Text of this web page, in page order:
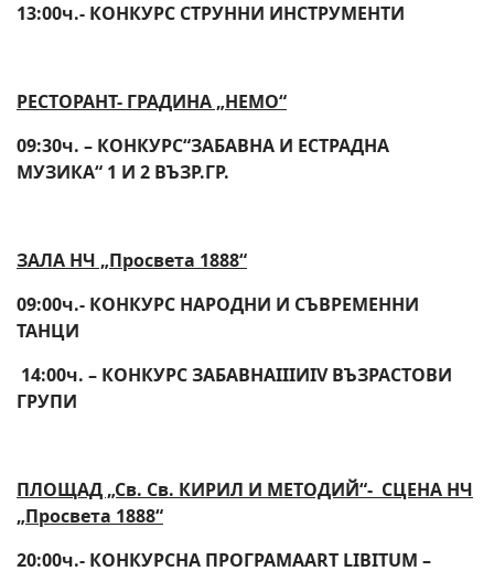
13:00ч.- КОНКУРС СТРУННИ ИНСТРУМЕНТИ
РЕСТОРАНТ- ГРАДИНА „НЕМО“
09:30ч. – КОНКУРС“ЗАБАВНА И ЕСТРАДНА
МУЗИКА“ 1 И 2 ВЪЗР.ГР.
ЗАЛА НЧ „Просвета 1888“
09:00ч.- КОНКУРС НАРОДНИ И СЪВРЕМЕННИ
ТАНЦИ
14:00ч. – КОНКУРС ЗАБАВНАIIIИIVВЪЗРАСТОВИ
ГРУПИ
ПЛОЩАД „Св. Св. КИРИЛ И МЕТОДИЙ“- СЦЕНА НЧ
„Просвета 1888“
20:00ч.- КОНКУРСНА ПРОГРАМАART LIBITUM –